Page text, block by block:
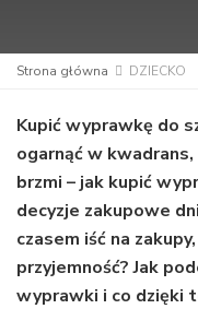
Strona główna DZIECKO
Kupić wyprawkę do
ogarnąć w
brzmi – jak kupić
decyzje zakupowe
czasem iść na
przyjemność? Jak
wyprawki i co dzięki